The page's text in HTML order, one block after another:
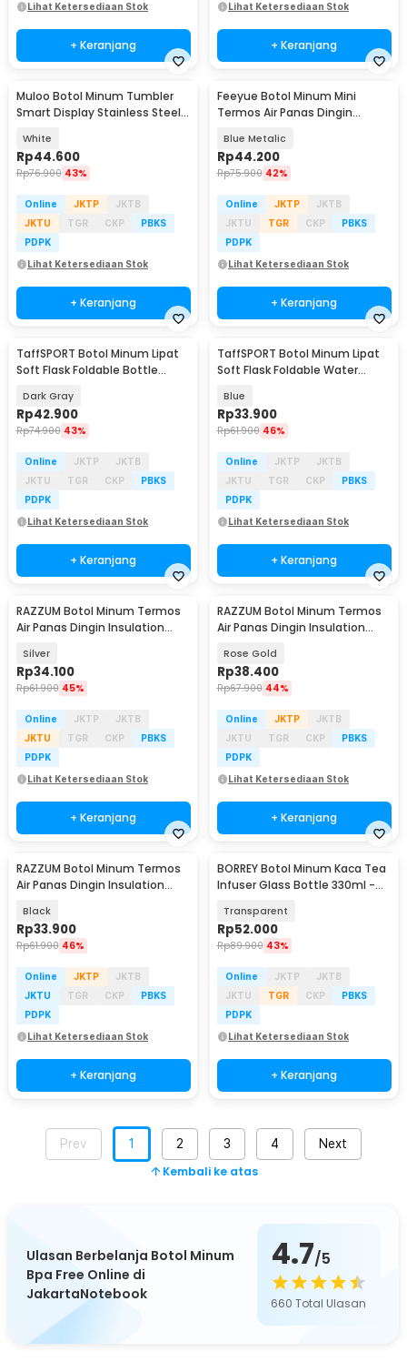
Lihat Ketersediaan Stok
+ Keranjang
Lihat Ketersediaan Stok
+ Keranjang
Muloo Botol Minum Tumbler
Smart Display Stainless Steel
White
Rp44.600
Rp76.900 43%
Online JKTP
JKTB
JKTU
TGR CKP
PBKS
PDPK
Lihat Ketersediaan Stok
+ Keranjang
Feeyue Botol Minum Mini
Termos Air Panas Dingin
Blue Metalic
Rp44.200
Rp75.900 42%
Online JKTP
JKTB
JKTU
TGR CKP
PBKS
PDPK
Lihat Ketersediaan Stok
+ Keranjang
TaffSPORT Botol Minum Lipat
Soft Flask Foldable Bottle
Dark Gray
Rp42.900
Rp74.900 43%
Online JKTP
JKTB
JKTU
TGR CKP
PBKS
PDPK
Lihat Ketersediaan Stok
+ Keranjang
TaffSPORT Botol Minum Lipat
Soft Flask Foldable Water
Blue
Rp33.900
Rp61.900 46%
Online JKTP
JKTB
JKTU
TGR CKP
PBKS
PDPK
Lihat Ketersediaan Stok
+ Keranjang
RAZZUM Botol Minum Termos
Air Panas Dingin Insulation
Silver
Rp34.100
Rp61.900 45%
Online JKTP
JKTB
JKTU
TGR CKP
PBKS
PDPK
Lihat Ketersediaan Stok
+ Keranjang
RAZZUM Botol Minum Termos
Air Panas Dingin Insulation
Rose Gold
Rp38.400
Rp67.900 44%
Online JKTP
JKTB
JKTU
TGR CKP
PBKS
PDPK
Lihat Ketersediaan Stok
+ Keranjang
RAZZUM Botol Minum Termos
Air Panas Dingin Insulation
Black
Rp33.900
Rp61.900 46%
Online JKTP
JKTB
JKTU
TGR CKP
PBKS
PDPK
Lihat Ketersediaan Stok
+ Keranjang
BORREY Botol Minum Kaca Tea
Infuser Glass Bottle 330ml -
Transparent
Rp52.000
Rp89.900 43%
Online JKTP
JKTB
JKTU
TGR CKP
PBKS
PDPK
Lihat Ketersediaan Stok
+ Keranjang
Prev 1 2 3 4 Next
Kembali ke atas
Ulasan Berbelanja Botol Minum
Bpa Free Online di
JakartaNotebook
4.7/5
660 Total Ulasan